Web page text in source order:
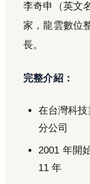
李奇申（英文
家，龍雲數位
長。
完整介紹：
在台灣科
分公司
2001 年開
11 年